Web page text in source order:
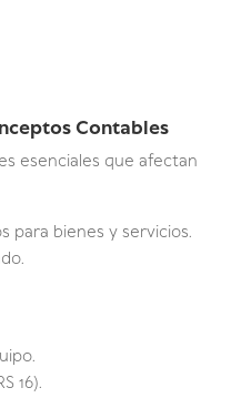
Contables
esenciales que afectan
para bienes y servicios.
16).